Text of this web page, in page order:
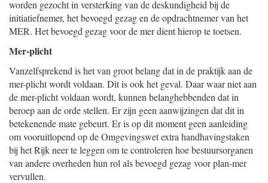
worden gezocht in versterking van de deskundigheid bij de
initiatiefnemer, het bevoegd gezag en de opdrachtnemer van het
MER. Het bevoegd gezag voor de mer dient hierop te toetsen.
Mer-plicht
Vanzelfsprekend is het van groot belang dat in de praktijk aan de
mer-plicht wordt voldaan. Dit is ook het geval. Daar waar niet aan
de mer-plicht voldaan wordt, kunnen belanghebbenden dat in
beroep aan de orde stellen. Er zijn geen aanwijzingen dat dit in
betekenende mate gebeurt. Er is op dit moment geen aanleiding
om vooruitlopend op de Omgevingswet extra handhavingstaken
bij het Rijk neer te leggen om te controleren hoe bestuursorganen
van andere overheden hun rol als bevoegd gezag voor plan-mer
vervullen.